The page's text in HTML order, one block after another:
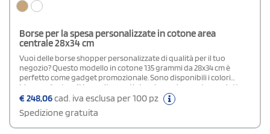
Borse per la spesa personalizzate in cotone area
centrale 28x34 cm
Vuoi delle borse shopper personalizzate di qualità per il tuo
negozio? Questo modello in cotone 135 grammi da 28x34 cm è
perfetto come gadget promozionale. Sono disponibili i colori
bianco e "natural". La cucitura artigianale rende questo prodotto
prezioso nell'estetica. I manici sono lunghi 50 cm. La
personalizzazione possibile è in quadricromia su area predefinita
(20 X 10 cm) su un lato.Si prega di indicare in fase di ordine se la
shopper deve essere bianca o natural.
€248,06cad. iva esclusa per 100 pz
Spedizione gratuita